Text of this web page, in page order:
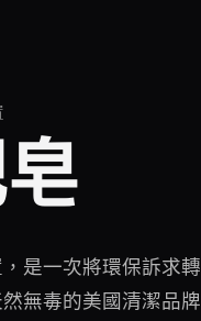
，是一次將環保訴求
無毒的美國清潔品